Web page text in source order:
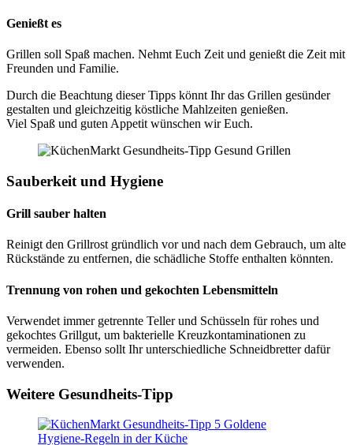
Genießt es
Grillen soll Spaß machen. Nehmt Euch Zeit und genießt die Zeit mit
Freunden und Familie.
Durch die Beachtung dieser Tipps könnt Ihr das Grillen gesünder
gestalten und gleichzeitig köstliche Mahlzeiten genießen.
Viel Spaß und guten Appetit wünschen wir Euch.
Sauberkeit und Hygiene
Grill sauber halten
Reinigt den Grillrost gründlich vor und nach dem Gebrauch, um alte
Rückstände zu entfernen, die schädliche Stoffe enthalten könnten.
Trennung von rohen und gekochten Lebensmitteln
Verwendet immer getrennte Teller und Schüsseln für rohes und
gekochtes Grillgut, um bakterielle Kreuzkontaminationen zu
vermeiden. Ebenso sollt Ihr unterschiedliche Schneidbretter dafür
verwenden.
Weitere Gesundheits-Tipp